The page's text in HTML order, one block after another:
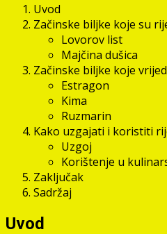
Uvod
Začinske biljke koje su
Lovorov list
Majčina dušica
Začinske biljke koje
Estragon
Kima
Ruzmarin
Kako uzgajati i koristiti
Uzgoj
Korištenje u
Zaključak
Sadržaj
Uvod